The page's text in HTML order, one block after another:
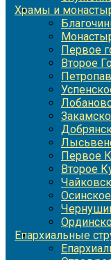
Храмы и
Первое
Второе
Первое
Второе
Епархиальные